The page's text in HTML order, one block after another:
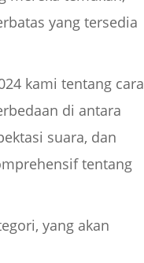
yang tersedia
kami tentang cara
di antara
suara, dan
tentang
yang akan